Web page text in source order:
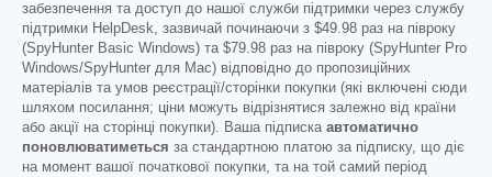
забезпечення та доступ до нашої служби підтримки через службу
підтримки HelpDesk, зазвичай починаючи з $49.98 раз на півроку
(SpyHunter Basic Windows) та $79.98 раз на півроку (SpyHunter Pro
Windows/SpyHunter для Mac) відповідно до пропозиційних
матеріалів та умов реєстрації/сторінки покупки (які включені сюди
шляхом посилання; ціни можуть відрізнятися залежно від країни
або акції на сторінці покупки). Ваша підписка автоматично
поновлюватиметься за стандартною платою за підписку, що діє
на момент вашої початкової покупки, та на той самий період